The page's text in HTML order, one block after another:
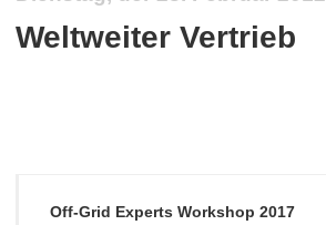
Weltweiter Vertrieb
Off-Grid Experts Workshop 2017